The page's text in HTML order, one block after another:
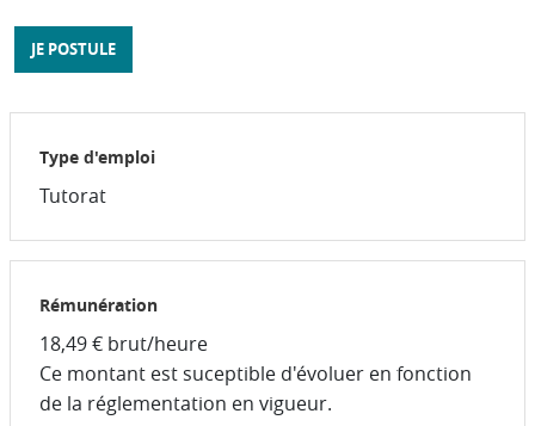
JE POSTULE
Type d'emploi
Tutorat
Rémunération
18,49 € brut/heure
Ce montant est suceptible d'évoluer en fonction
de la réglementation en vigueur.